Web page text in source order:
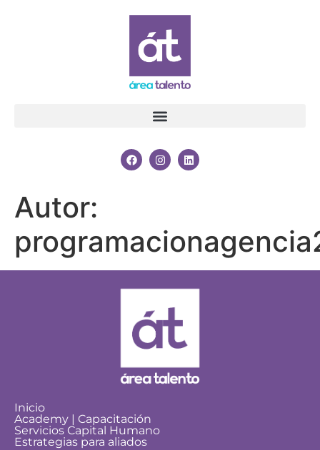
Autor:
Inicio
Academy | Capacitación
Servicios Capital Humano
Estrategias para aliados